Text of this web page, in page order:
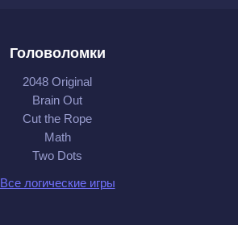
Головоломки
2048 Original
Brain Out
Cut the Rope
Math
Two Dots
Все логические игры